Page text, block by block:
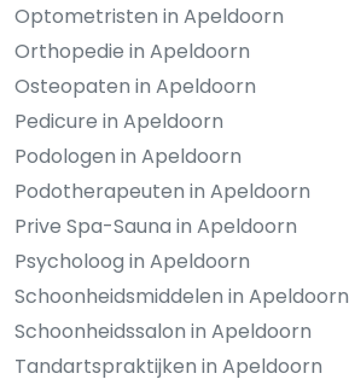
Optometristen in Apeldoorn
Orthopedie in Apeldoorn
Osteopaten in Apeldoorn
Pedicure in Apeldoorn
Podologen in Apeldoorn
Podotherapeuten in Apeldoorn
Prive Spa-Sauna in Apeldoorn
Psycholoog in Apeldoorn
Schoonheidsmiddelen in Apeldoorn
Schoonheidssalon in Apeldoorn
Tandartspraktijken in Apeldoorn